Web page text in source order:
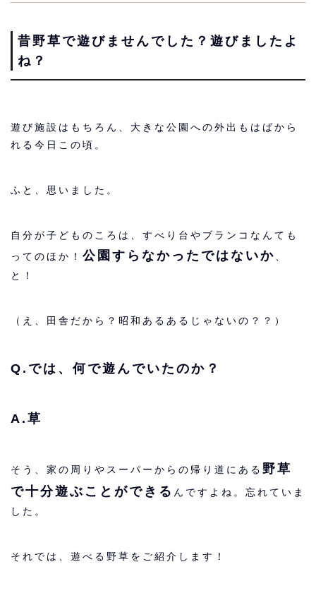
昔野草で遊びませんでした？遊びましたよ
ね？
遊び施設はもちろん、大きな公園への外出もはばから
れる今日この頃。
ふと、思いました。
自分が子どものころは、すべり台やブランコなんても
ってのほか！ 公園すらなかったではないか
と！
（え、田舎だから？昭和あるあるじゃないの？？）
Q.では、何で遊んでいたのか？
A.草
そう、家の周りやスーパーからの帰り道にある 野草
で十分遊ぶことができる んですよね。忘れていま
した。
それでは、遊べる野草をご紹介します！